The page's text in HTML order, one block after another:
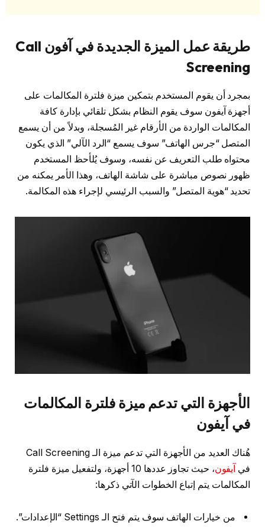
طريقة عمل الميزة الجديدة في آفون Call
Screening
بمجرد أن يقوم المستخدم بتمكين ميزة فلترة المكالمات على
أجهزة آيفون سوف يقوم النظام بشكل تلقائي بإدارة كافة
المكالمات الواردة من الأرقام غير المُسجلة، وبدلاً من أن يسمع
المتصل “جرس الهاتف” سوف يسمع “الرد الآلي” الذي يكون
محتواه طلب التعريف عن نفسه، وسوف يُلأحظ المستخدم
ظهور نصوص مباشرة على شاشة الهاتف، وهذا الأمر يمكنه من
تحديد “هوية المتصل” والسبب الرئيسي لإجراء هذه المكالمة.
الأجهزة التي تدعم ميزة فلترة المكالمات
في آيفون
هُناك العديد من الأجهزة التي تدعم ميزة الـ Call Screening
في آيفون
، حيث تجاوز عددها 10 أجهزة، ولتفعيل ميزة فلترة
المكالمات يتم إتباع الخطوات الآتي ذكرها:
من خيارات الهاتف سوف يتم فتح الـ Settings “الإعدادات”.